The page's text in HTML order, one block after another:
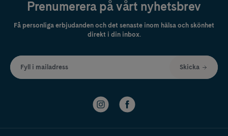
Prenumerera på vårt nyhetsbrev
Få personliga erbjudanden och det senaste inom hälsa och skönhet
direkt i din inbox.
Fyll i mailadress Skicka